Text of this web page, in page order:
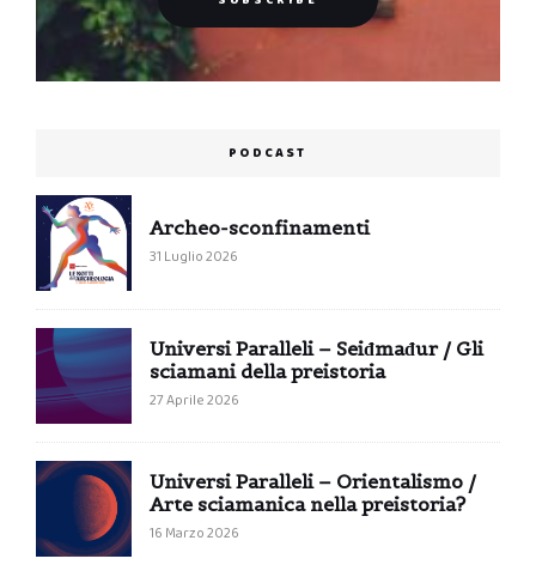
PODCAST
Archeo-sconfinamenti
31 Luglio 2026
Universi Paralleli – Seiđmađur / Gli
sciamani della preistoria
27 Aprile 2026
Universi Paralleli – Orientalismo /
Arte sciamanica nella preistoria?
16 Marzo 2026